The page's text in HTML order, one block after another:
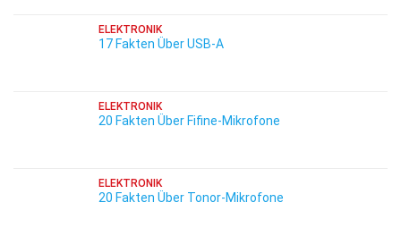
ELEKTRONIK
17 Fakten Über USB-A
ELEKTRONIK
20 Fakten Über Fifine-Mikrofone
ELEKTRONIK
20 Fakten Über Tonor-Mikrofone